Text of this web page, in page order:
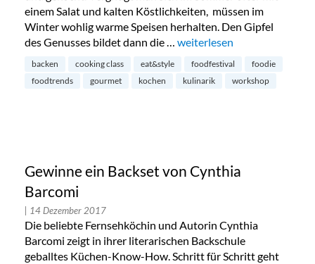
einem Salat und kalten Köstlichkeiten, müssen im
Winter wohlig warme Speisen herhalten. Den Gipfel
des Genusses bildet dann die … „Eat & Style – Food-Festival
weiterlesen
backen cooking class eat&style foodfestival
foodie
foodtrends
gourmet kochen kulinarik workshop
Gewinne ein Backset von Cynthia
Barcomi
| 14 Dezember 2017
Die beliebte Fernsehköchin und Autorin Cynthia
Barcomi zeigt in ihrer literarischen Backschule
geballtes Küchen-Know-How. Schritt für Schritt geht